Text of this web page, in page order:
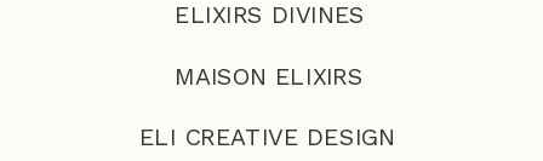
ELI CREATIVE DESIGN
ELIXIRS DIVINES
MAISON ELIXIRS